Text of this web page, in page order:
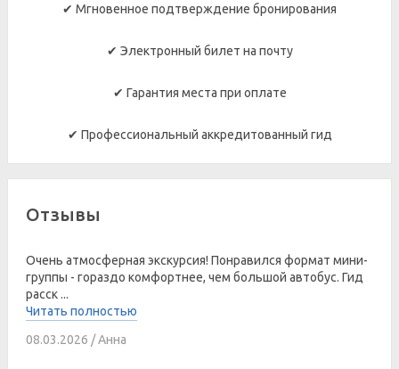
✔ Мгновенное подтверждение бронирования
✔ Электронный билет на почту
✔ Гарантия места при оплате
✔ Профессиональный аккредитованный гид
Отзывы
Очень атмосферная экскурсия! Понравился формат мини-
группы - гораздо комфортнее, чем большой автобус. Гид
расск ...
Читать полностью
08.03.2026 / Анна